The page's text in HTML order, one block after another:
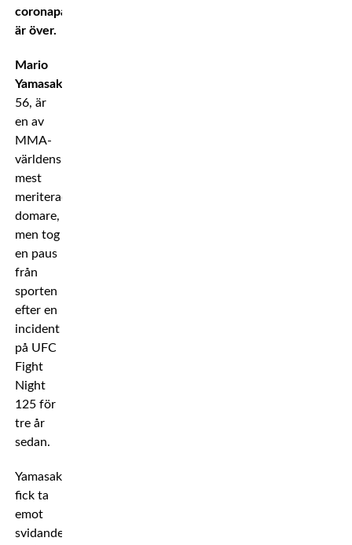
coronapandemin
är över.
Mario
Yamasaki,
56, är
en av
MMA-
världens
mest
meriterade
domare,
men tog
en paus
från
sporten
efter en
incident
på UFC
Fight
Night
125 för
tre år
sedan.
Yamasaki
fick ta
emot
svidande